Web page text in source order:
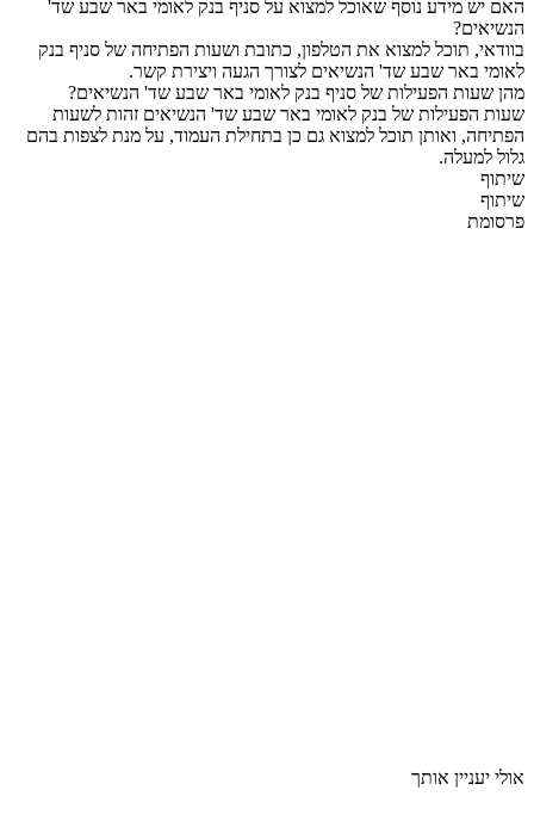
האם יש מידע נוסף שאוכל למצוא על סניף בנק לאומי באר שבע שד'
הנשיאים?
בוודאי, תוכל למצוא את הטלפון, כתובת ושעות הפתיחה של סניף בנק
לאומי באר שבע שד' הנשיאים לצורך הגעה ויצירת קשר.
מהן שעות הפעילות של סניף בנק לאומי באר שבע שד' הנשיאים?
שעות הפעילות של בנק לאומי באר שבע שד' הנשיאים זהות לשעות
הפתיחה, ואותן תוכל למצוא גם כן בתחילת העמוד, על מנת לצפות בהם
גלול למעלה.
שיתוף
שיתוף
פרסומת
אולי יעניין אותך